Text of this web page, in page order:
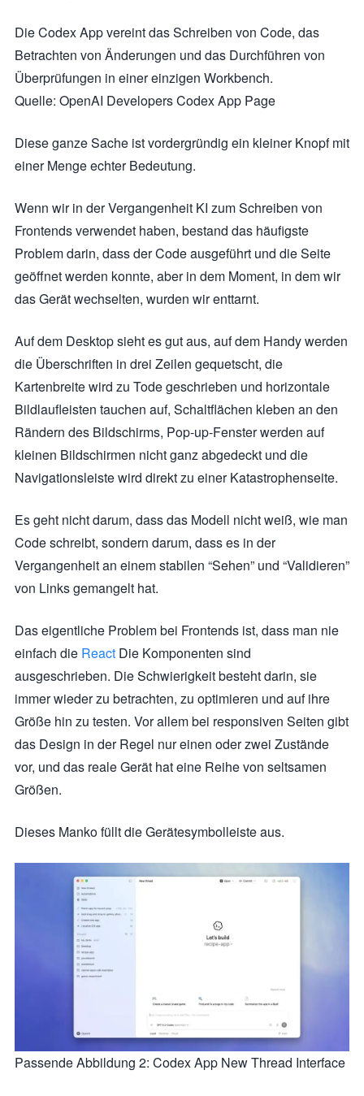
Die Codex App vereint das Schreiben von Code, das
Betrachten von Änderungen und das Durchführen von
Überprüfungen in einer einzigen Workbench.
Quelle: OpenAI Developers Codex App Page
Diese ganze Sache ist vordergründig ein kleiner Knopf mit
einer Menge echter Bedeutung.
Wenn wir in der Vergangenheit KI zum Schreiben von
Frontends verwendet haben, bestand das häufigste
Problem darin, dass der Code ausgeführt und die Seite
geöffnet werden konnte, aber in dem Moment, in dem wir
das Gerät wechselten, wurden wir enttarnt.
Auf dem Desktop sieht es gut aus, auf dem Handy werden
die Überschriften in drei Zeilen gequetscht, die
Kartenbreite wird zu Tode geschrieben und horizontale
Bildlaufleisten tauchen auf, Schaltflächen kleben an den
Rändern des Bildschirms, Pop-up-Fenster werden auf
kleinen Bildschirmen nicht ganz abgedeckt und die
Navigationsleiste wird direkt zu einer Katastrophenseite.
Es geht nicht darum, dass das Modell nicht weiß, wie man
Code schreibt, sondern darum, dass es in der
Vergangenheit an einem stabilen “Sehen” und “Validieren”
von Links gemangelt hat.
Das eigentliche Problem bei Frontends ist, dass man nie
einfach die React Die Komponenten sind
ausgeschrieben. Die Schwierigkeit besteht darin, sie
immer wieder zu betrachten, zu optimieren und auf ihre
Größe hin zu testen. Vor allem bei responsiven Seiten gibt
das Design in der Regel nur einen oder zwei Zustände
vor, und das reale Gerät hat eine Reihe von seltsamen
Größen.
Dieses Manko füllt die Gerätesymbolleiste aus.
Passende Abbildung 2: Codex App New Thread Interface